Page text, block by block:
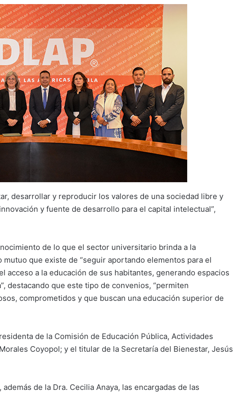
desarrollar y reproducir los valores de una sociedad libre y
y fuente de desarrollo para el capital intelectual”,
de lo que el sector universitario brinda a la
que existe de “seguir aportando elementos para el
acceso a la educación de sus habitantes, generando espacios
destacando que este tipo de convenios, “permiten
comprometidos y que buscan una educación superior de
de la Comisión de Educación Pública, Actividades
Coyopol; y el titular de la Secretaría del Bienestar, Jesús
de la Dra. Cecilia Anaya, las encargadas de las